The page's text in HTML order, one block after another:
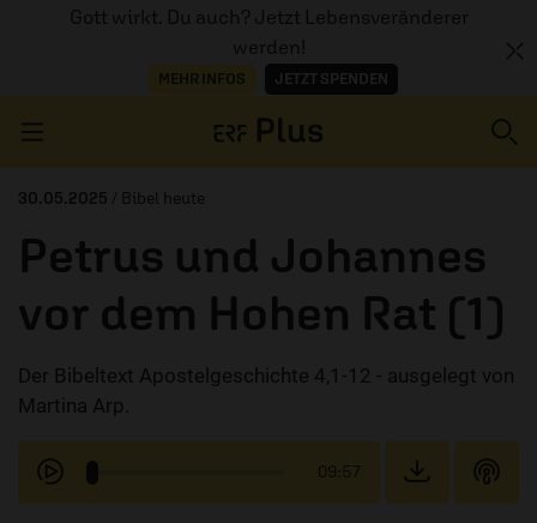
Gott wirkt. Du auch? Jetzt Lebensveränderer
werden!
MEHR INFOS JETZT SPENDEN
AUDIOTHEK
PROGRAMM
PODCASTS
30.05.2025 / Bibel heute
Petrus und Johannes
vor dem Hohen Rat (1)
Der Bibeltext Apostelgeschichte 4,1-12 - ausgelegt von
Martina Arp.
09:57